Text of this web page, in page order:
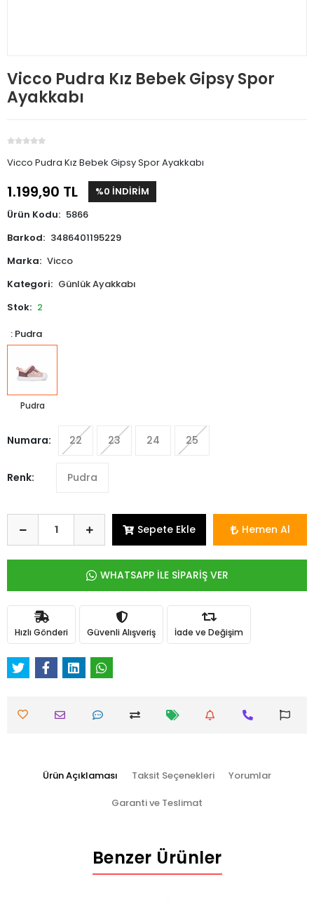
Vicco Pudra Kız Bebek Gipsy Spor
Ayakkabı
Vicco Pudra Kız Bebek Gipsy Spor Ayakkabı
1.199,90 TL
%0 İNDİRİM
Ürün Kodu: 5866
Barkod: 3486401195229
Marka: Vicco
Kategori: Günlük Ayakkabı
Stok: 2
: Pudra
Pudra
Numara: 22 23 24 25
Renk: Pudra
Sepete Ekle Hemen Al
WHATSAPP İLE SİPARİŞ VER
Hızlı Gönderi Güvenli Alışveriş İade ve Değişim
Ürün Açıklaması Taksit Seçenekleri Yorumlar
Garanti ve Teslimat
Benzer Ürünler